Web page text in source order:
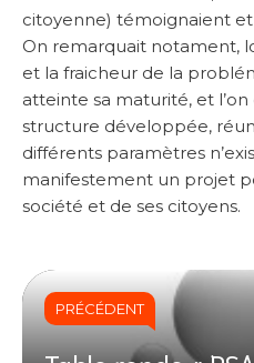
citoyenne) témoignaient
On remarquait notament,
et la fraicheur de la
atteinte sa maturité, et l’on
structure développée,
différents paramètres
manifestement un projet
société et de ses citoyens.
PRÉCÉDENT